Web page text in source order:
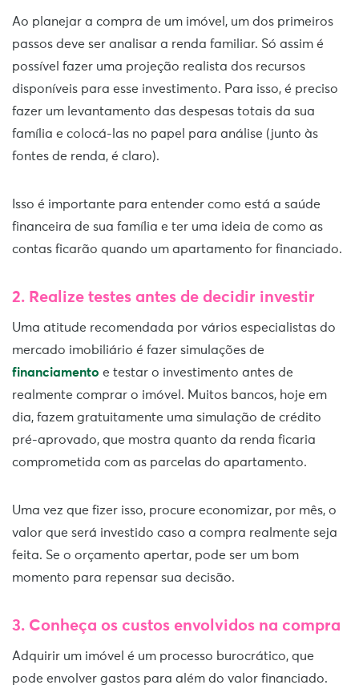
Ao planejar a compra de um imóvel, um dos primeiros
passos deve ser analisar a renda familiar. Só assim é
possível fazer uma projeção realista dos recursos
disponíveis para esse investimento. Para isso, é preciso
fazer um levantamento das despesas totais da sua
família e colocá-las no papel para análise (junto às
fontes de renda, é claro).
Isso é importante para entender como está a saúde
financeira de sua família e ter uma ideia de como as
contas ficarão quando um apartamento for financiado.
2. Realize testes antes de decidir investir
Uma atitude recomendada por vários especialistas do
mercado imobiliário é fazer simulações de
financiamento e testar o investimento antes de
realmente comprar o imóvel. Muitos bancos, hoje em
dia, fazem gratuitamente uma simulação de crédito
pré-aprovado, que mostra quanto da renda ficaria
comprometida com as parcelas do apartamento.
Uma vez que fizer isso, procure economizar, por mês, o
valor que será investido caso a compra realmente seja
feita. Se o orçamento apertar, pode ser um bom
momento para repensar sua decisão.
3. Conheça os custos envolvidos na compra
Adquirir um imóvel é um processo burocrático, que
pode envolver gastos para além do valor financiado.